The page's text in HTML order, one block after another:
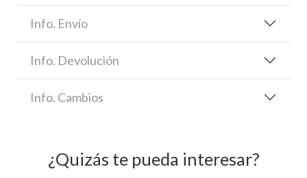
Info. Envío
Info. Devolución
Info. Cambios
¿Quizás te pueda interesar?